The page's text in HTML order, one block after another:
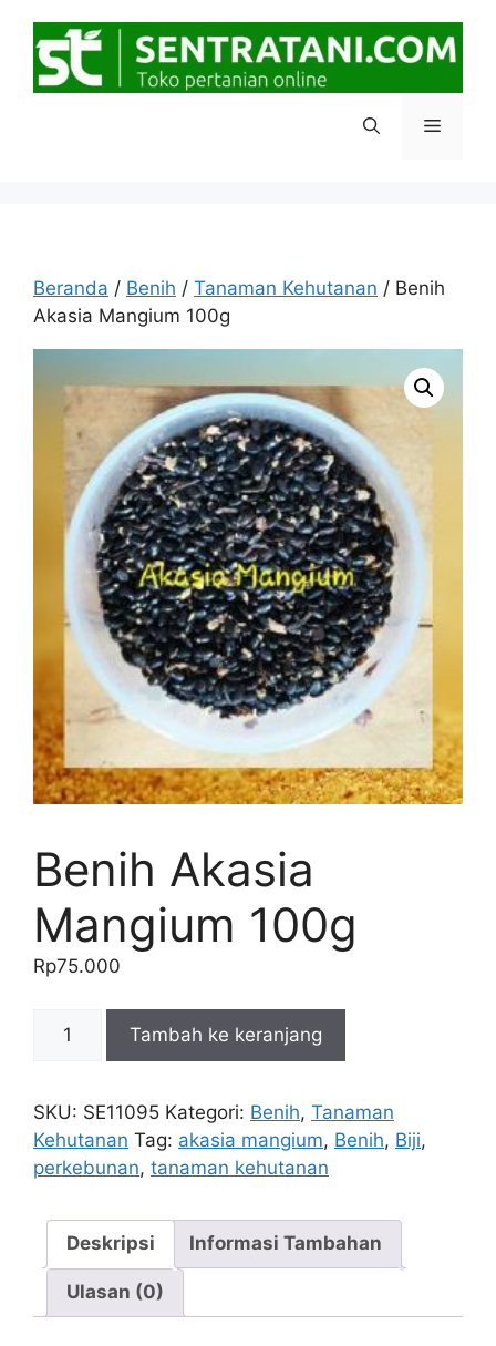
Menu
Beranda / Benih / Tanaman Kehutanan / Benih
Akasia Mangium 100g
Benih Akasia
Mangium 100g
Rp75.000
Benih
Mangium
100g
Tambah ke keranjang
SKU: SE11095 Kategori: Benih, Tanaman
Kehutanan Tag: akasia mangium, Benih, Biji,
perkebunan, tanaman kehutanan
Deskripsi Informasi Tambahan
Ulasan (0)